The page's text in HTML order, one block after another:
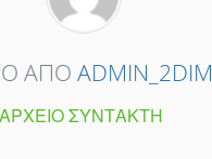
ΑΠΌ ADMIN_2DIM
ΑΡΧΕΊΟ ΣΥΝΤΆΚΤΗ